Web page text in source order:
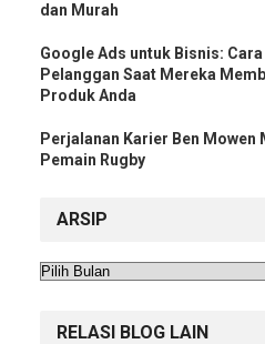
dan Murah
Google Ads untuk Bisnis:
Pelanggan Saat Mereka
Produk Anda
Perjalanan Karier Ben Mowen
Pemain Rugby
ARSIP
Arsip
RELASI BLOG LAIN